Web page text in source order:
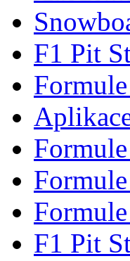
F1 Pit
F1 Pit